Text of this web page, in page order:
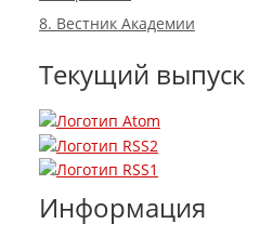
8. Вестник Академии
Текущий выпуск
Информация